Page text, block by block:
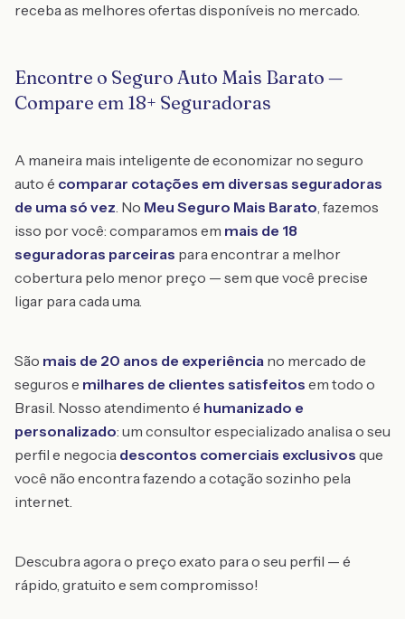
receba as melhores ofertas disponíveis no mercado.
Encontre o Seguro Auto Mais Barato —
Compare em 18+ Seguradoras
A maneira mais inteligente de economizar no seguro
auto é comparar cotações em diversas seguradoras
de uma só vez. No Meu Seguro Mais Barato, fazemos
isso por você: comparamos em mais de 18
seguradoras parceiras para encontrar a melhor
cobertura pelo menor preço — sem que você precise
ligar para cada uma.
São mais de 20 anos de experiência no mercado de
seguros e milhares de clientes satisfeitos em todo o
Brasil. Nosso atendimento é humanizado e
personalizado: um consultor especializado analisa o seu
perfil e negocia descontos comerciais exclusivos que
você não encontra fazendo a cotação sozinho pela
internet.
Descubra agora o preço exato para o seu perfil — é
rápido, gratuito e sem compromisso!